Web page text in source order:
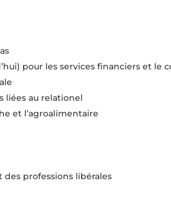
pour les services financiers et le
liées au relationel
et l’agroalimentaire
des professions libérales